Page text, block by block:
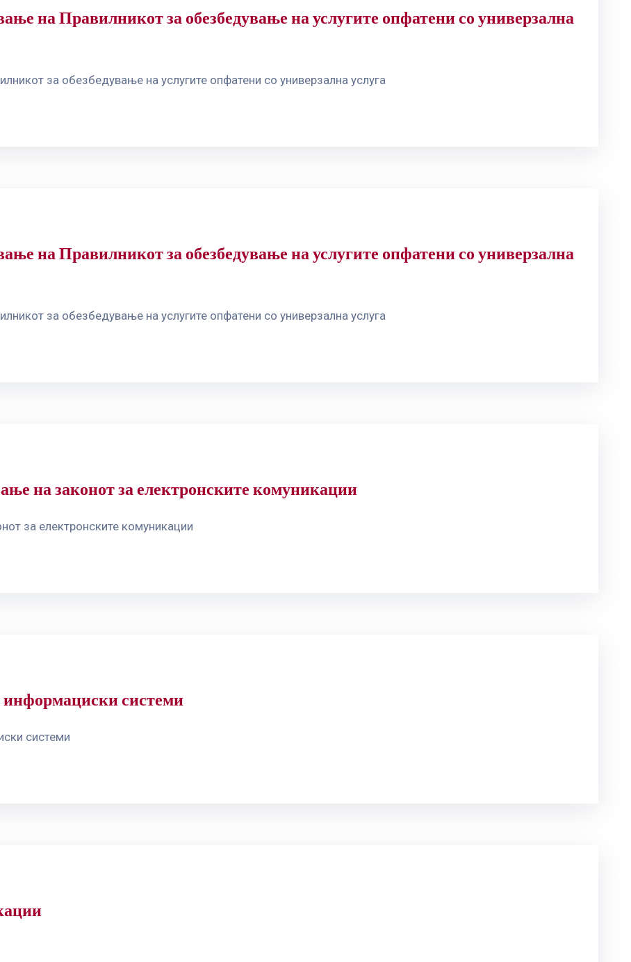
на Правилникот за обезбедување на услугите опфатени со универзална
за обезбедување на услугите опфатени со универзална услуга
на Правилникот за обезбедување на услугите опфатени со универзална
за обезбедување на услугите опфатени со универзална услуга
на законот за електронските комуникации
за електронските комуникации
информациски системи
системи